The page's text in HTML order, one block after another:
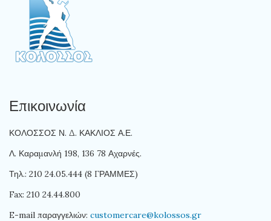
Επικοινωνία
ΚΟΛΟΣΣΟΣ Ν. Δ. ΚΑΚΛΙΟΣ Α.Ε.
Λ. Καραμανλή 198, 136 78 Αχαρνές.
Τηλ.: 210 24.05.444 (8 ΓΡΑΜΜΕΣ)
Fax: 210 24.44.800
E-mail παραγγελιών: customercare@kolossos.gr